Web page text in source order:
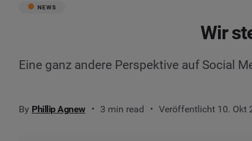
NEWS
Wir
Eine ganz andere Perspektive auf Social
By Phillip Agnew 3 min read Veröffentlicht 10. Okt